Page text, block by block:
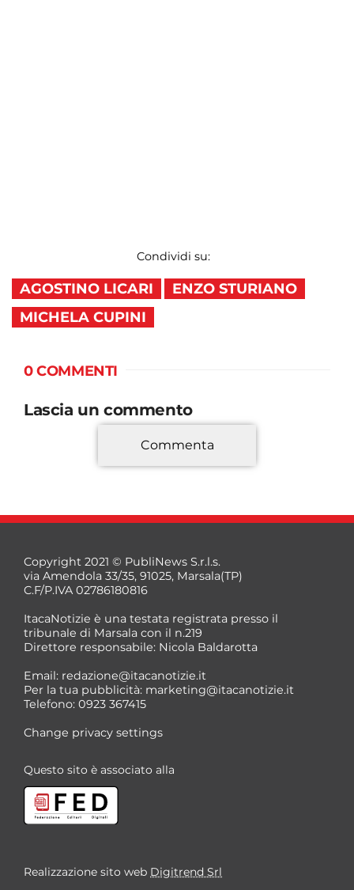
Condividi su:
AGOSTINO LICARI
ENZO STURIANO
MICHELA CUPINI
0 COMMENTI
Lascia un commento
*
*
Commenta
Copyright 2021 © PubliNews S.r.l.s.
via Amendola 33/35, 91025, Marsala(TP)
C.F/P.IVA 02786180816
ItacaNotizie è una testata registrata presso il
tribunale di Marsala con il n.219
Direttore responsabile: Nicola Baldarotta
Email: redazione@itacanotizie.it
Per la tua pubblicità: marketing@itacanotizie.it
Telefono: 0923 367415
Change privacy settings
Questo sito è associato alla
Realizzazione sito web Digitrend Srl